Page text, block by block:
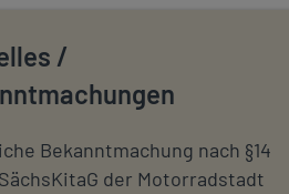
/
Bekanntmachung nach §14
der Motorradstadt